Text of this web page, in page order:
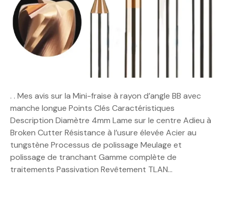
. . Mes avis sur la Mini-fraise à rayon d’angle BB avec
manche longue Points Clés Caractéristiques
Description Diamètre 4mm Lame sur le centre Adieu à
Broken Cutter Résistance à l’usure élevée Acier au
tungstène Processus de polissage Meulage et
polissage de tranchant Gamme complète de
traitements Passivation Revêtement TLAN…